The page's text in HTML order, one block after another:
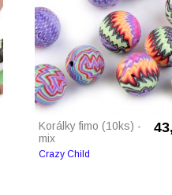
Korálky fimo (10ks) -
mix
Crazy Child